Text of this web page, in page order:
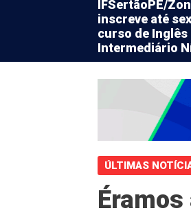
IFSertãoPE/
inscreve até
curso de Inglês
Intermediário
ÚLTIMAS